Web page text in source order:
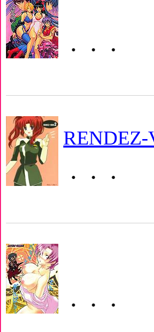
・・・
RENDEZ-
・・・
・・・